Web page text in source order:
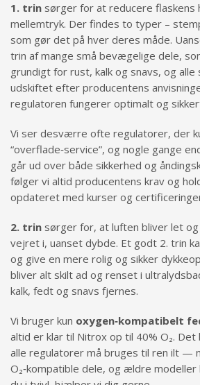
1. trin sørger for at reducere
mellemtryk. Der findes to typer –
som gør det på hver deres måde.
trin af mange små bevægelige dele,
grundigt for rust, kalk og snavs, og alle
udskiftet efter producentens
regulatoren fungerer optimalt og
Vi ser desværre ofte regulatorer, der
“overflade‑service”, og nogle gange
går ud over både sikkerhed og
følger vi altid producentens krav og
opdateret med kurser og
2. trin sørger for, at luften bliver let
vejret i, uanset dybde. Et godt 2. trin
og give en mere rolig og sikker
bliver alt skilt ad og renset i
kalk, fedt og snavs fjernes.
Vi bruger kun oxygen‑kompatibelt
altid er klar til Nitrox op til 40% O₂.
alle regulatorer må bruges til ren ilt —
O₂‑kompatible dele, og ældre modeller